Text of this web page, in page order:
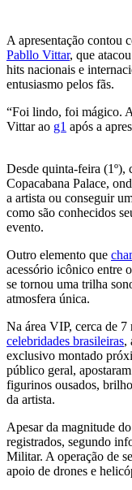
A apresentação contou
Pabllo Vittar, que
hits nacionais e
entusiasmo pelos fãs.
“Foi lindo, foi mágico.
Vittar ao g1 após a
Desde quinta-feira (1º),
Copacabana Palace,
a artista ou conseguir
como são conhecidos
evento.
Outro elemento que
acessório icônico entre
se tornou uma trilha
atmosfera única.
Na área VIP, cerca de
celebridades brasileiras,
exclusivo montado
público geral,
figurinos ousados,
da artista.
Apesar da magnitude
registrados, segundo
Militar. A operação de
apoio de drones e